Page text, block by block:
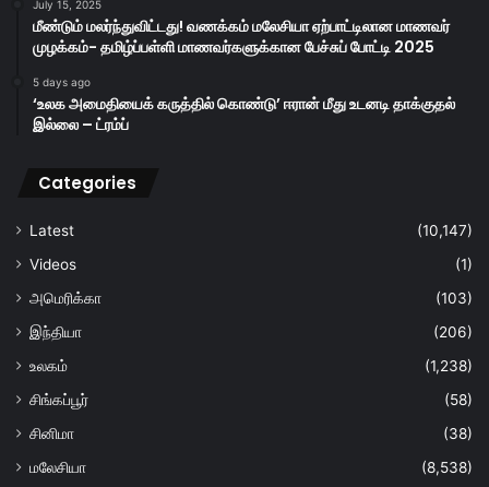
July 15, 2025
மீண்டும் மலர்ந்துவிட்டது! வணக்கம் மலேசியா ஏற்பாட்டிலான மாணவர்
முழக்கம்- தமிழ்ப்பள்ளி மாணவர்களுக்கான பேச்சுப் போட்டி 2025
5 days ago
‘உலக அமைதியைக் கருத்தில் கொண்டு’ ஈரான் மீது உடனடி தாக்குதல்
இல்லை – ட்ரம்ப்
Categories
Latest
(10,147)
Videos
(1)
அமெரிக்கா
(103)
இந்தியா
(206)
உலகம்
(1,238)
சிங்கப்பூர்
(58)
சினிமா
(38)
மலேசியா
(8,538)